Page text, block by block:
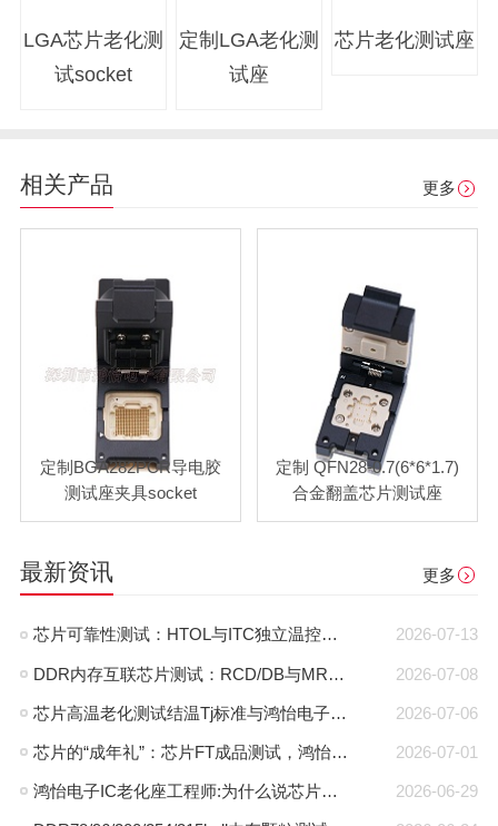
LGA芯片老化测
试socket
定制LGA老化测
试座
芯片老化测试座
相关产品 更多
定制BGA282PCR导电胶
测试座夹具socket
定制 QFN28-0.7(6*6*1.7)
合金翻盖芯片测试座
最新资讯 更多
2026-07-13
芯片可靠性测试：HTOL与ITC独立温控，鸿怡电子芯片老化座工程师带您了解两种完全不同的老化测试方式
2026-07-08
DDR内存互联芯片测试：RCD/DB与MRCD/MDB引脚参数及鸿怡电子芯片测试座工程应用
2026-07-06
芯片高温老化测试结温Tj标准与鸿怡电子芯片测试座控温方案
2026-07-01
芯片的“成年礼”：芯片FT成品测试，鸿怡电子芯片FT测试座守护每一颗芯片出厂即稳定
2026-06-29
鸿怡电子IC老化座工程师:为什么说芯片老化测试座是芯片可靠性检测的利器？